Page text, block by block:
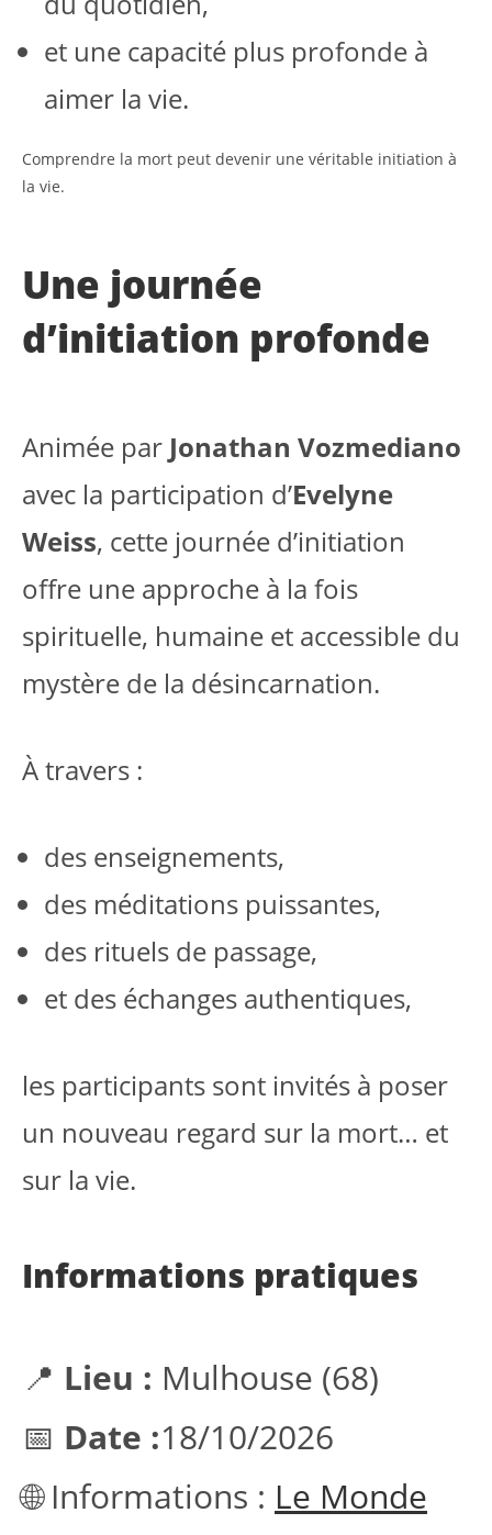
et une capacité plus profonde à
aimer la vie.
Comprendre la mort peut devenir une véritable initiation à
la vie.
Une journée
d’initiation profonde
Animée par Jonathan Vozmediano
avec la participation d’Evelyne
Weiss, cette journée d’initiation
offre une approche à la fois
spirituelle, humaine et accessible du
mystère de la désincarnation.
À travers :
des enseignements,
des méditations puissantes,
des rituels de passage,
et des échanges authentiques,
les participants sont invités à poser
un nouveau regard sur la mort… et
sur la vie.
Informations pratiques
📍 Lieu : Mulhouse (68)
📅 Date :18/10/2026
🌐 Informations : Le Monde